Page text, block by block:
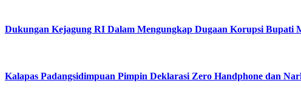
Dukungan Kejagung RI Dalam Mengungkap Dugaan Korupsi Bupati
Kalapas Padangsidimpuan Pimpin Deklarasi Zero Handphone dan